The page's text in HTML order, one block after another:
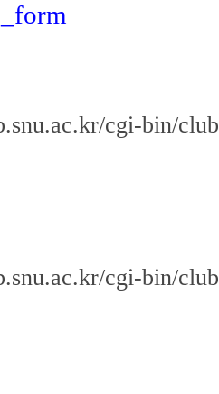
cgi-bin/
cgi-bin/